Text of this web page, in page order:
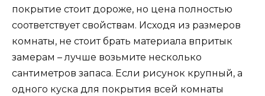
покрытие стоит дороже, но цена полностью
соответствует свойствам. Исходя из размеров
комнаты, не стоит брать материала впритык
замерам – лучше возьмите несколько
сантиметров запаса. Если рисунок крупный, а
одного куска для покрытия всей комнаты